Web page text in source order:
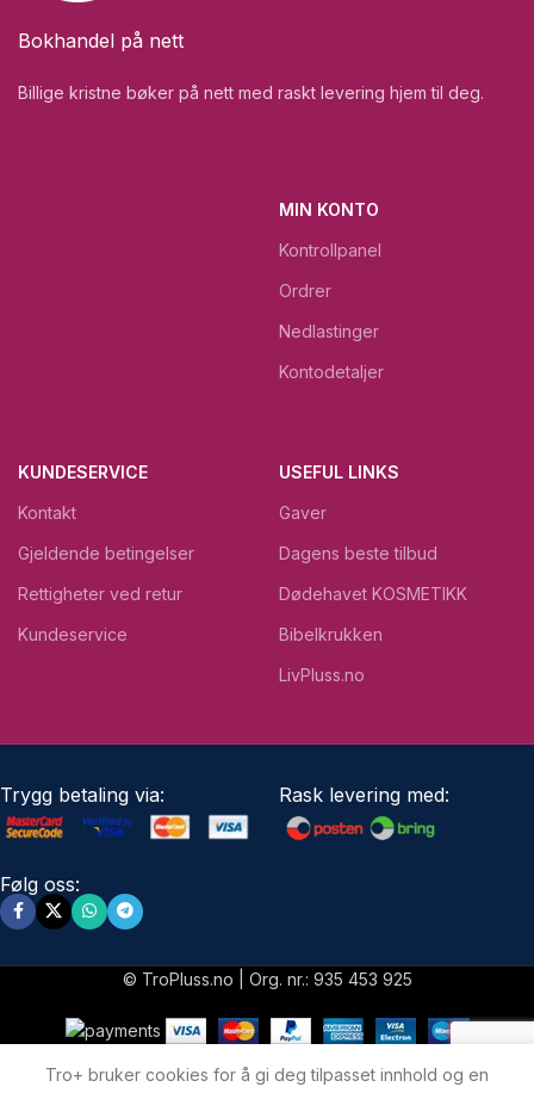
Bokhandel på nett
Billige kristne bøker på nett med raskt levering hjem til deg.
MIN KONTO
Kontrollpanel
Ordrer
Nedlastinger
Kontodetaljer
KUNDESERVICE
Kontakt
Gjeldende betingelser
Rettigheter ved retur
Kundeservice
USEFUL LINKS
Gaver
Dagens beste tilbud
Dødehavet KOSMETIKK
Bibelkrukken
LivPluss.no
Trygg betaling via: Rask levering med:
Følg oss:
© TroPluss.no | Org. nr.: 935 453 925
Tro+ bruker cookies for å gi deg tilpasset innhold og en